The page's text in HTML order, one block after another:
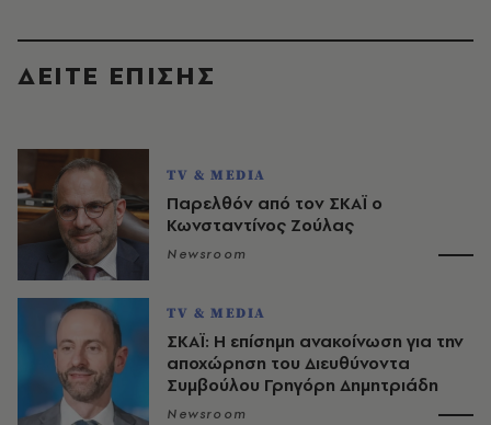
ΔΕΙΤΕ ΕΠΙΣΗΣ
TV & MEDIA
Παρελθόν από τον ΣΚΑΪ ο
Κωνσταντίνος Ζούλας
Newsroom
TV & MEDIA
ΣΚΑΪ: Η επίσημη ανακοίνωση για την
αποχώρηση του Διευθύνοντα
Συμβούλου Γρηγόρη Δημητριάδη
Newsroom